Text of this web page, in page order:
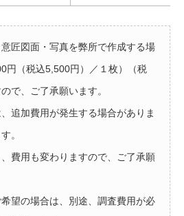
匠図面・写真を弊所で作成する場
円（税込5,500円）／１枚）（税
で、ご了承願います。
追加費用が発生する場合がありま
。
費用も変わりますので、ご了承願
望の場合は、別途、調査費用が必